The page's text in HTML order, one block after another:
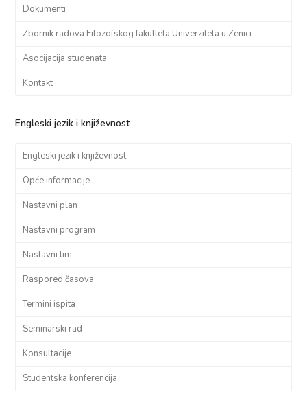
Dokumenti
Zbornik radova Filozofskog fakulteta Univerziteta u Zenici
Asocijacija studenata
Kontakt
Engleski jezik i književnost
Engleski jezik i književnost
Opće informacije
Nastavni plan
Nastavni program
Nastavni tim
Raspored časova
Termini ispita
Seminarski rad
Konsultacije
Studentska konferencija